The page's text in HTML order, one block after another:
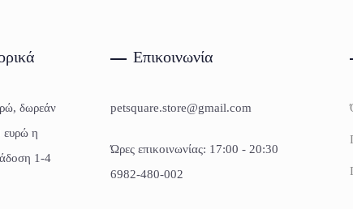
δωρεάν
ευρώ η
1-4
Επικοινωνία
petsquare.store@gmail.com
Ώρες επικοινωνίας: 17:00 - 20:30
6982-480-002